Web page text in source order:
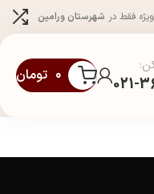
فقط در شهرستان ورامین
021- ۰ تومان